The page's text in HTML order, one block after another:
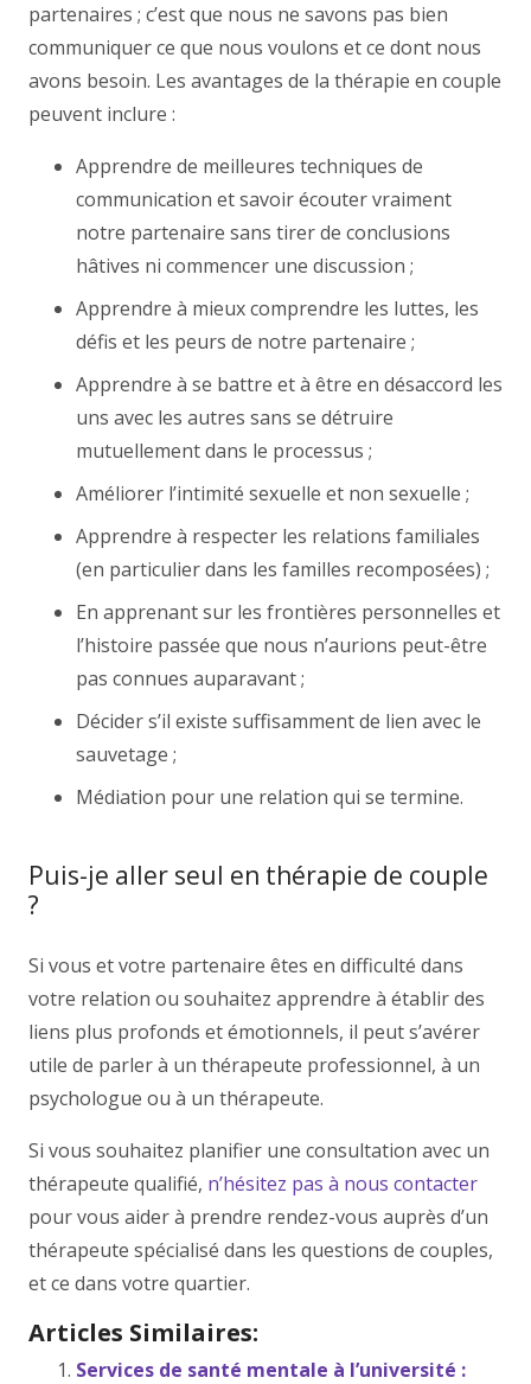
partenaires ; c’est que nous ne savons pas bien
communiquer ce que nous voulons et ce dont nous
avons besoin. Les avantages de la thérapie en couple
peuvent inclure :
Apprendre de meilleures techniques de
communication et savoir écouter vraiment
notre partenaire sans tirer de conclusions
hâtives ni commencer une discussion ;
Apprendre à mieux comprendre les luttes, les
défis et les peurs de notre partenaire ;
Apprendre à se battre et à être en désaccord les
uns avec les autres sans se détruire
mutuellement dans le processus ;
Améliorer l’intimité sexuelle et non sexuelle ;
Apprendre à respecter les relations familiales
(en particulier dans les familles recomposées) ;
En apprenant sur les frontières personnelles et
l’histoire passée que nous n’aurions peut-être
pas connues auparavant ;
Décider s’il existe suffisamment de lien avec le
sauvetage ;
Médiation pour une relation qui se termine.
Puis-je aller seul en thérapie de couple
?
Si vous et votre partenaire êtes en difficulté dans
votre relation ou souhaitez apprendre à établir des
liens plus profonds et émotionnels, il peut s’avérer
utile de parler à un thérapeute professionnel, à un
psychologue ou à un thérapeute.
Si vous souhaitez planifier une consultation avec un
thérapeute qualifié, n’hésitez pas à nous contacter
pour vous aider à prendre rendez-vous auprès d’un
thérapeute spécialisé dans les questions de couples,
et ce dans votre quartier.
Articles Similaires:
Services de santé mentale à l’université :